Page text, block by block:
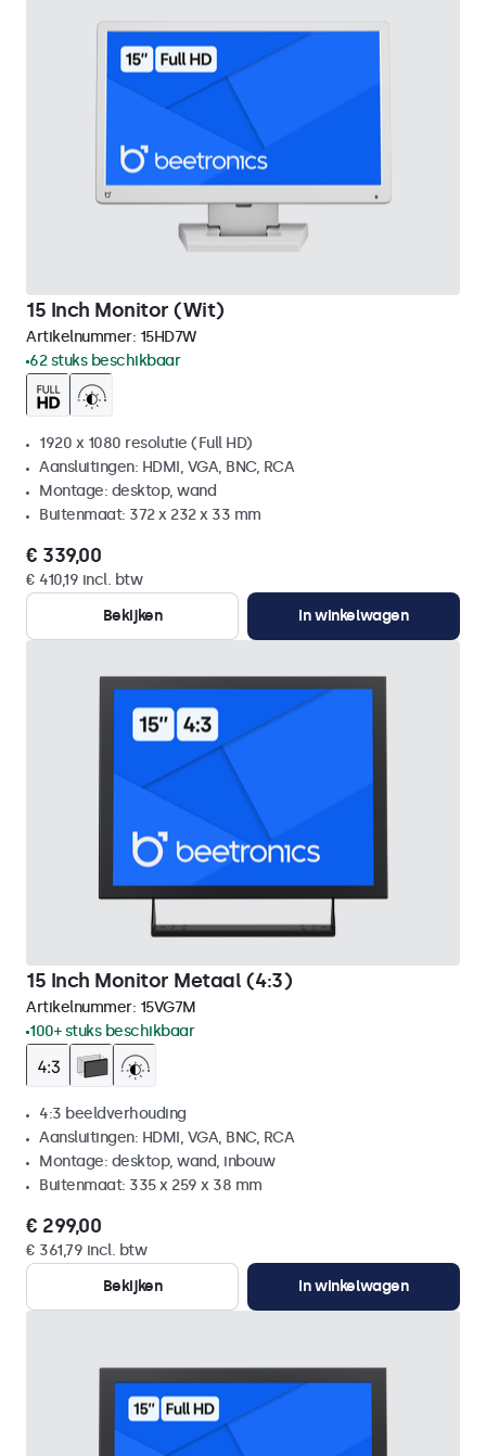
15 Inch Monitor (Wit)
Artikelnummer: 15HD7W
62 stuks beschikbaar
1920 x 1080 resolutie (Full HD)
Aansluitingen: HDMI, VGA, BNC, RCA
Montage: desktop, wand
Buitenmaat: 372 x 232 x 33 mm
€ 339,00
€ 410,19 incl. btw
Bekijken
In winkelwagen
15 Inch Monitor Metaal (4:3)
Artikelnummer: 15VG7M
100+ stuks beschikbaar
4:3 beeldverhouding
Aansluitingen: HDMI, VGA, BNC, RCA
Montage: desktop, wand, inbouw
Buitenmaat: 335 x 259 x 38 mm
€ 299,00
€ 361,79 incl. btw
Bekijken
In winkelwagen